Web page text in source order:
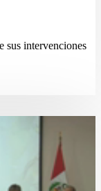
sus intervenciones